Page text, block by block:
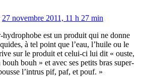
27 novembre 2011, 11 h 27 min
est un produit qui ne donne
à tel point que l’eau, l’huile ou le
sur le produit et celui-ci lui dit « ouste,
bouh » et avec ses petits bras super-
l’intrus pif, paf, et pouf. »